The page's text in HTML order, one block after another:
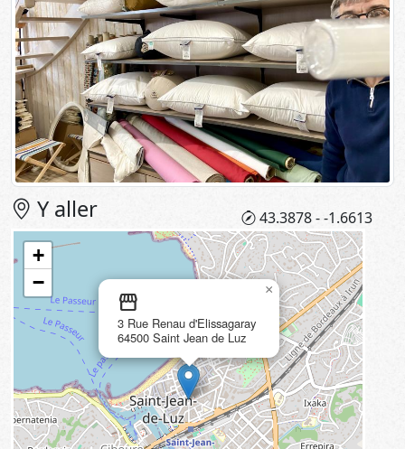
Y aller 43.3878 - -1.6613
storefront
3 Rue Renau d'Elissagaray
64500 Saint Jean de Luz
×
+
−